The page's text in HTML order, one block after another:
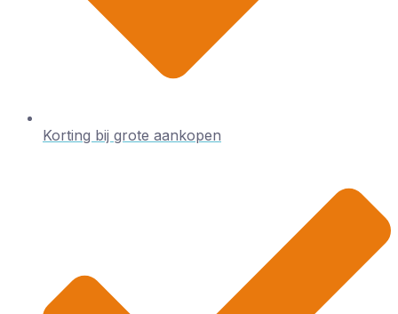
Korting bij grote aankopen